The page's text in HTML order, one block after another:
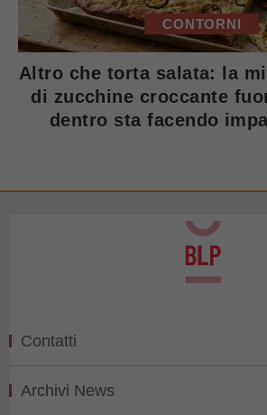
CONTORNI
Altro che torta salata: la
di zucchine croccante
dentro sta facendo
Contatti
Archivi News